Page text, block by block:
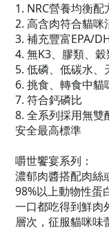
1. NRC營養均衡配
2. 高含肉符合貓咪
3. 補充豐富EPA/
4. 無K3、膠類、
5. 低磷、低碳水、
6. 挑食、轉食中貓
7. 符合鈣磷比
8. 全系列採用無雙
安全最高標準
嚼世饗宴系列：
濃郁肉醬搭配肉絲
98%以上動物性蛋
一口都吃得到鮮肉
層次，征服貓咪味